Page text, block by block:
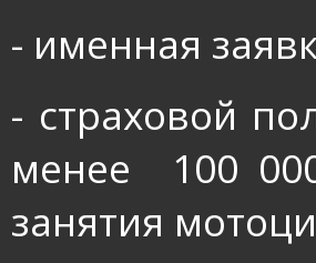
- именная
- страховой
менее
100
занятия